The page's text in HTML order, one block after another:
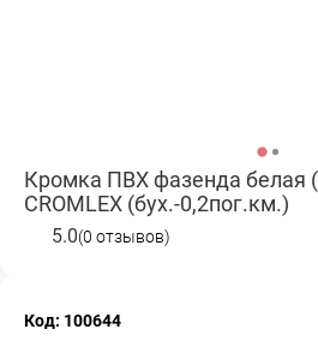
Кромка ПВХ фазенда белая
CROMLEX (бух.-0,2пог.км.)
5.0(0 отзывов)
Код: 100644